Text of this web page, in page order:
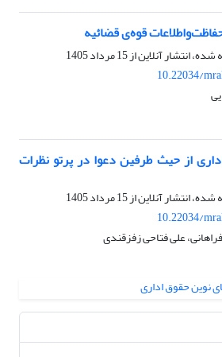
قوه‌ی قضائیه
شده، انتشار آنلاین از15 مرداد 1405
10.22034/
از حیث طرفین دعوا در پرتو نظرات
شده، انتشار آنلاین از15 مرداد 1405
10.22034/
علی فتاحی زفزقندی